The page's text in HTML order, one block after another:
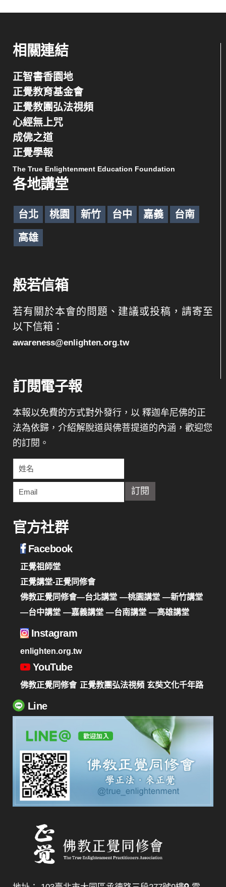
相關連結
正智書香園地
正覺教育基金會
正覺教團弘法視頻
心經無上咒
成佛之道
正覺學報
The True Enlightenment Education Foundation
各地講堂
台北 桃園 新竹 台中 嘉義 台南
高雄
般若信箱
若有關於本會的問題、建議或投稿，請寄至
以下信箱：
awareness@enlighten.org.tw
訂閱電子報
本報以免費的方式對外發行，以 釋迦牟尼佛的正
法為依歸，介紹解脫道與佛菩提道的內涵，歡迎您
的訂閱。
官方社群
Facebook
正覺祖師堂
正覺講堂-正覺同修會
佛教正覺同修會—台北講堂 —桃園講堂 —新竹講堂
—台中講堂 —嘉義講堂 —台南講堂 —高雄講堂
Instagram
enlighten.org.tw
YouTube
佛教正覺同修會 正覺教團弘法視頻 玄奘文化千年路
Line